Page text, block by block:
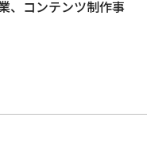
、コンテンツ制作事